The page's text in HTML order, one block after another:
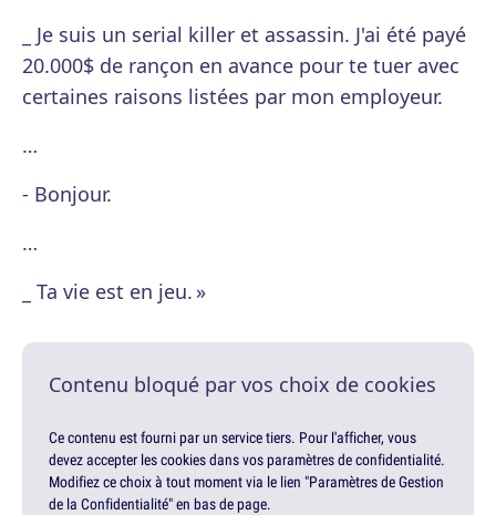
_ Je suis un serial killer et assassin. J'ai été payé
20.000$ de rançon en avance pour te tuer avec
certaines raisons listées par mon employeur.
…
- Bonjour.
…
_ Ta vie est en jeu. »
Contenu bloqué par vos choix de cookies
Ce contenu est fourni par un service tiers. Pour l'afficher, vous
devez accepter les cookies dans vos paramètres de confidentialité.
Modifiez ce choix à tout moment via le lien "Paramètres de Gestion
de la Confidentialité" en bas de page.